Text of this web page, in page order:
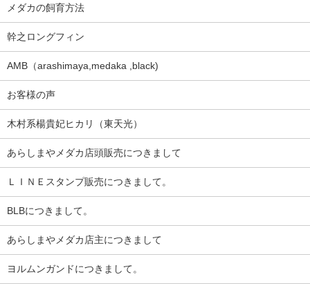
メダカの飼育方法
幹之ロングフィン
AMB（arashimaya,medaka ,black)
お客様の声
木村系楊貴妃ヒカリ（東天光）
あらしまやメダカ店頭販売につきまして
ＬＩＮＥスタンプ販売につきまして。
BLBにつきまして。
あらしまやメダカ店主につきまして
ヨルムンガンドにつきまして。